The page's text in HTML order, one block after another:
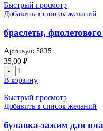
Быстрый просмотр
Добавить в список желаний
браслеты,
Артикул: 5835
35,00 ₽
В корзину
Быстрый просмотр
Добавить в список желаний
булавка-зажим для